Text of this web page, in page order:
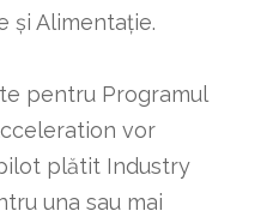
și Alimentație.
pentru Programul
vor
plătit Industry
una sau mai